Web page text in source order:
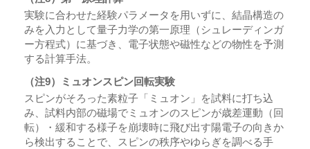
実験に合わせた経験パラメータを用いずに、結晶構造の
みを入力として量子力学の第一原理（シュレーディンガ
ー方程式）に基づき、電子状態や磁性などの物性を予測
する計算手法。
（注9）ミュオンスピン回転実験
スピンがそろった素粒子「ミュオン」を試料に打ち込
み、試料内部の磁場でミュオンのスピンが歳差運動（回
転）・緩和する様子を崩壊時に飛び出す陽電子の向きか
ら検出することで、スピンの秩序やゆらぎを調べる手